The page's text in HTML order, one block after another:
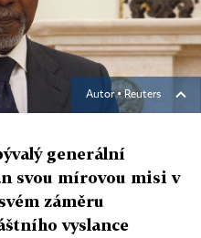
Autor ▪ Reuters
generální
svou mírovou misi v
záměru
vyslance